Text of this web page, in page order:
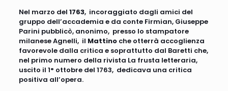
Nel marzo del 1763, incoraggiato dagli amici del
gruppo dell’accademia e da conte Firmian, Giuseppe
Parini pubblicò, anonimo, presso lo stampatore
milanese Agnelli, il Mattinoche otterrà accoglienza
favorevole dalla critica e soprattutto dal Baretti che,
nel primo numero della rivista La frusta letteraria,
uscito il 1° ottobre del 1763, dedicava una critica
positiva all’opera.